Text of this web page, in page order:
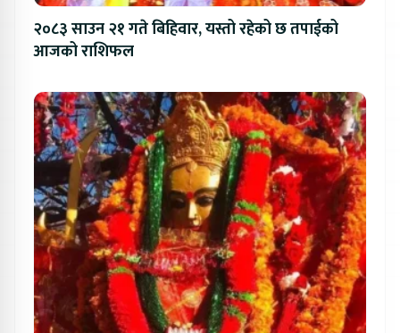
२०८३ साउन २१ गते बिहिवार, यस्तो रहेको छ तपाईको
आजको राशिफल